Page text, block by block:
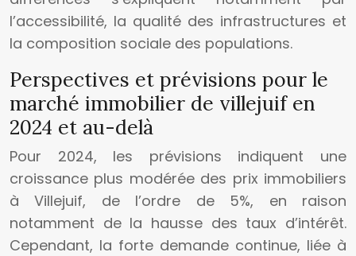
l’accessibilité, la qualité des infrastructures et
la composition sociale des populations.
Perspectives et prévisions pour le
marché immobilier de villejuif en
2024 et au-delà
Pour 2024, les prévisions indiquent une
croissance plus modérée des prix immobiliers
à Villejuif, de l’ordre de 5%, en raison
notamment de la hausse des taux d’intérêt.
Cependant, la forte demande continue, liée à